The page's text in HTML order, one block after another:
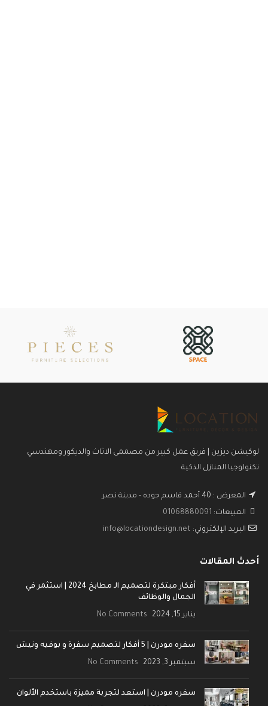
لوكيشن ديزين | فريق عمل كبير من مصممى الاثاث والديكور ومهندسي
تكنولوجيا المنازل الذكية
المعرض : 40 أحمد قاسم جوده - مدينة نصر
المبيعات: 01068880091
البريد الإلكتروني: info@locationdesign.net
أحدث المقالات
أفكار مبتكرة لتصميم الـ مطابخ 2024 | استثمر في
الجمال والوظائف
يناير 15, 2024 No Comments
سفره مودرن | 5 أفكار لتصميم سفرة و بوفيه ونيش
سبتمبر 3, 2023 No Comments
سفره مودرن | استعد لتجربة مميزة باستخدم الألوان